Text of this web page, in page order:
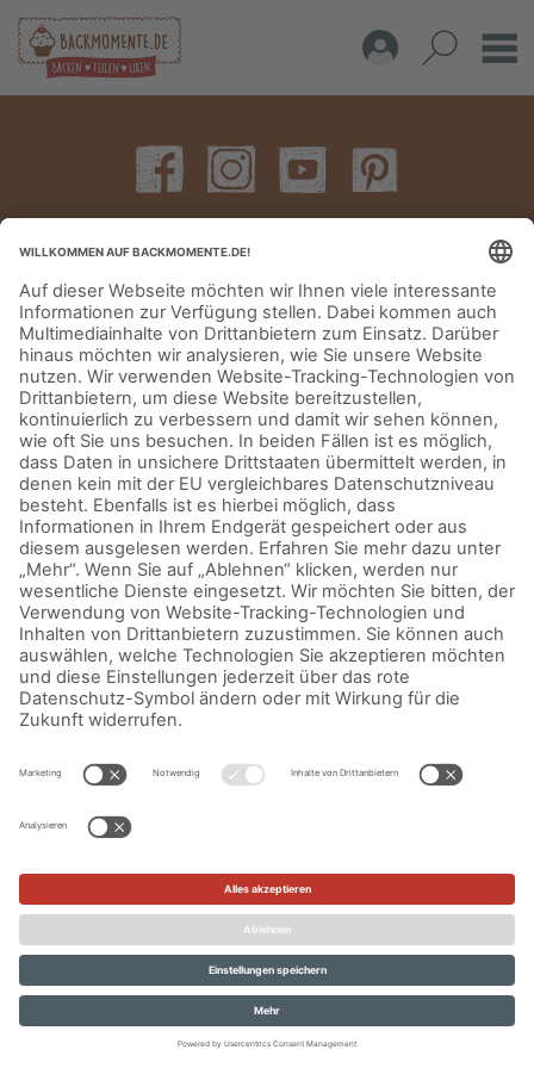
IMPRESSUM DATENSCHUTZERKLÄRUNG AGB KONTAKT
© Aurora Mühlen GmbH - Trettaustraße 49 – D-21107 Hamburg